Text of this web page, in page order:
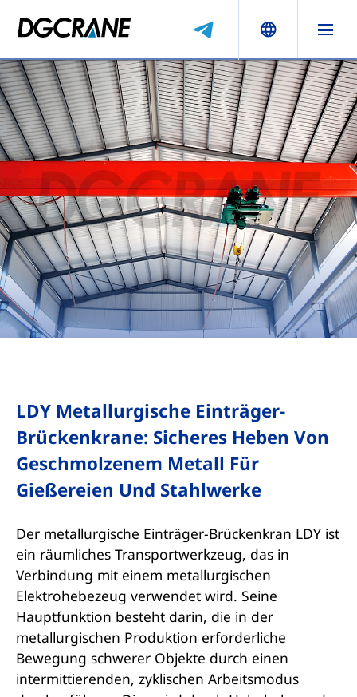
LDY Metallurgische Einträger-
Brückenkrane: Sicheres Heben Von
Geschmolzenem Metall Für
Gießereien Und Stahlwerke
Der metallurgische Einträger-Brückenkran LDY ist
ein räumliches Transportwerkzeug, das in
Verbindung mit einem metallurgischen
Elektrohebezeug verwendet wird. Seine
Hauptfunktion besteht darin, die in der
metallurgischen Produktion erforderliche
Bewegung schwerer Objekte durch einen
intermittierenden, zyklischen Arbeitsmodus